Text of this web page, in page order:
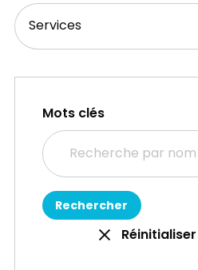
Mots clés